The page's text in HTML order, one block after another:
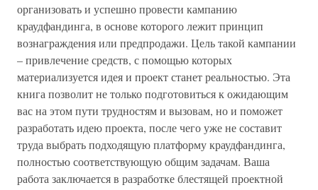
организовать и успешно провести кампанию
краудфандинга, в основе которого лежит принцип
вознаграждения или предпродажи. Цель такой кампании
– привлечение средств, с помощью которых
материализуется идея и проект станет реальностью. Эта
книга позволит не только подготовиться к ожидающим
вас на этом пути трудностям и вызовам, но и поможет
разработать идею проекта, после чего уже не составит
труда выбрать подходящую платформу краудфандинга,
полностью соответствующую общим задачам. Ваша
работа заключается в разработке блестящей проектной